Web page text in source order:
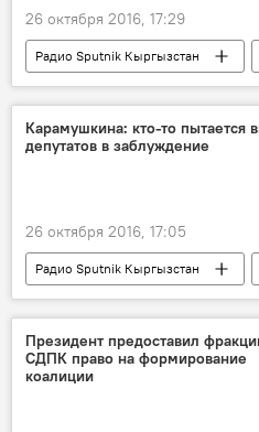
26 октября 2016, 17:29
Радио Sputnik Кыргызстан
Узбекистан
Бакыт Бакетаев
граница
вода
Кыргызстан
Карамушкина: кто-то пытается
депутатов в заблуждение
26 октября 2016, 17:05
Радио Sputnik Кыргызстан
Новости
Кыргызстан
"Потерянный" подлинник
Ирина Карамушкина
Президент предоставил
СДПК право на формирование
коалиции